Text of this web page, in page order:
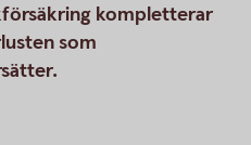
kompletterar
som